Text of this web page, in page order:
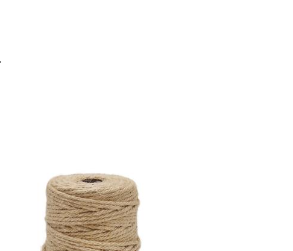
ریسمان‌ها و طناب‌های جوت معمولاً به شکل گلوله، بسته‌بندی، کلاف، قرقره و سپس کیسه‌های بافته شده بیرونی بسته‌بندی می‌شوند.